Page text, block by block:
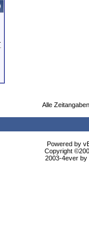
Alle
Powered by
Copyright
2003-4ever by